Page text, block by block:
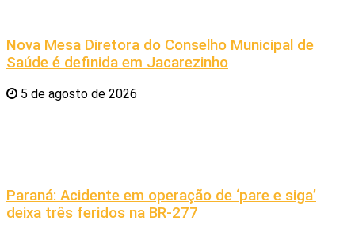
Nova Mesa Diretora do Conselho Municipal de
Saúde é definida em Jacarezinho
5 de agosto de 2026
Paraná: Acidente em operação de ‘pare e siga’
deixa três feridos na BR-277